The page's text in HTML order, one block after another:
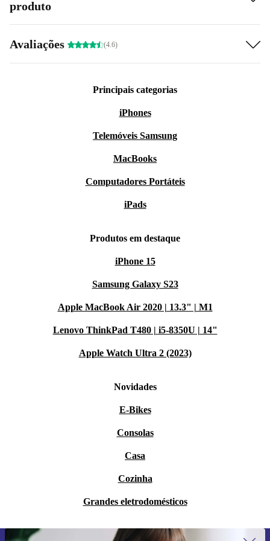
produto
Avaliações (4.6)
Principais categorias
iPhones
Telemóveis Samsung
MacBooks
Computadores Portáteis
iPads
Produtos em destaque
iPhone 15
Samsung Galaxy S23
Apple MacBook Air 2020 | 13.3" | M1
Lenovo ThinkPad T480 | i5-8350U | 14"
Apple Watch Ultra 2 (2023)
Novidades
E-Bikes
Consolas
Casa
Cozinha
Grandes eletrodomésticos